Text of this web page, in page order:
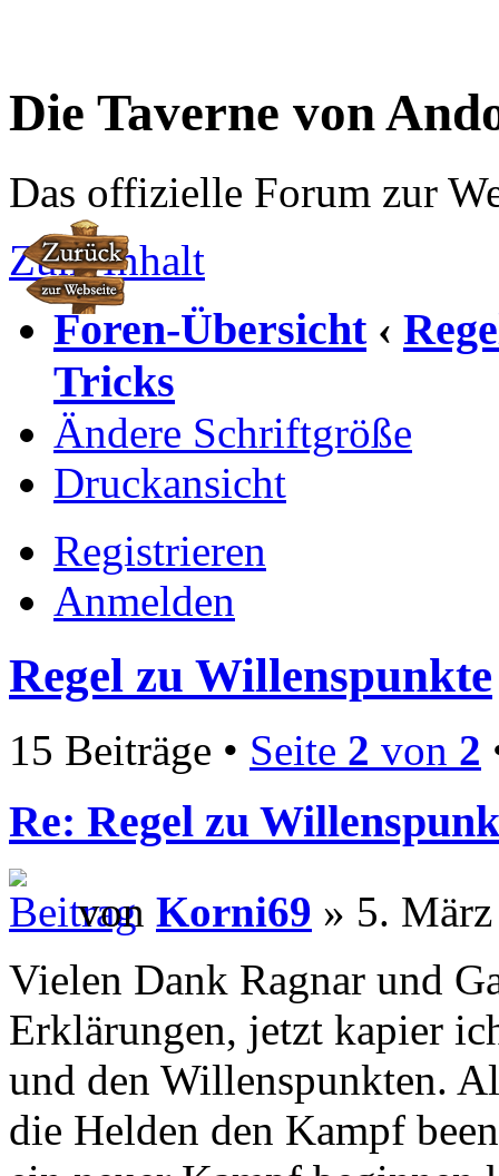
Die Taverne von
Das offizielle Forum zur
Zum Inhalt
Foren-Übersicht ‹
Tricks
Ändere Schriftgröße
Druckansicht
Registrieren
Anmelden
Regel zu Willenspunkte
15 Beiträge • Seite 2 von 2
Re: Regel zu
von Korni69 » 5.
Vielen Dank Ragnar und
Erklärungen, jetzt kapier
und den Willenspunkten.
die Helden den Kampf